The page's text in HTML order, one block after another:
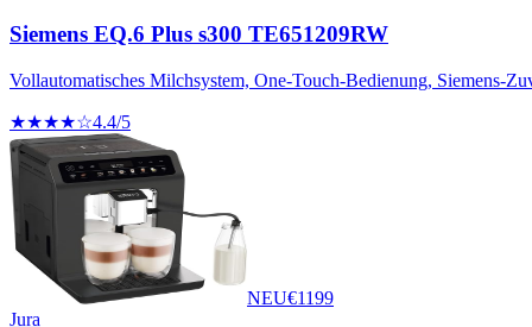
Siemens EQ.6 Plus s300 TE651209RW
Vollautomatisches Milchsystem, One-Touch-Bedienung, Siemens-
★★★★☆4.4/5
NEU€1199
Jura